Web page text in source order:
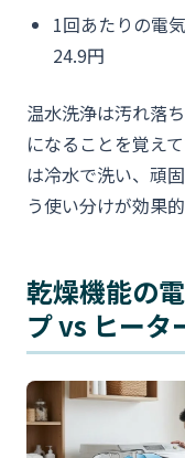
1回あたりの電
24.9円
温水洗浄は汚れ落
になることを覚え
は冷水で洗い、頑
う使い分けが効果的
乾燥機能の
プ vs ヒータ